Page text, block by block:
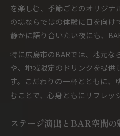
BARでのビジネスシ
特別な時間を彩るBARス
BARステージで過ご
大人数で楽しめる
BARの雰囲気を最大
広島市BARで心に残
接待や会話に最適なBAR
を楽しむ、季節ごとのオリジナ
の場ならではの体験に目を向け
静かに語り合いたい夜にも、
特に広島市のBARでは、地元な
や、地域限定のドリンクを提供
す。こだわりの一杯とともに、
むことで、心身ともにリフレッ
ステージ演出とBAR空間の